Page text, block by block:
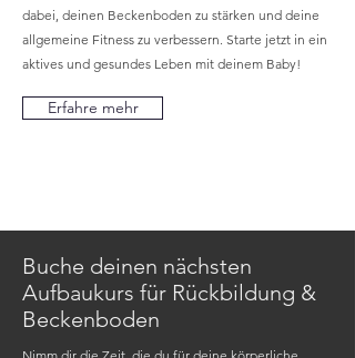
dabei, deinen Beckenboden zu stärken und deine
allgemeine Fitness zu verbessern. Starte jetzt in ein
aktives und gesundes Leben mit deinem Baby!
Erfahre mehr
Buche deinen nächsten
Aufbaukurs für Rückbildung &
Beckenboden